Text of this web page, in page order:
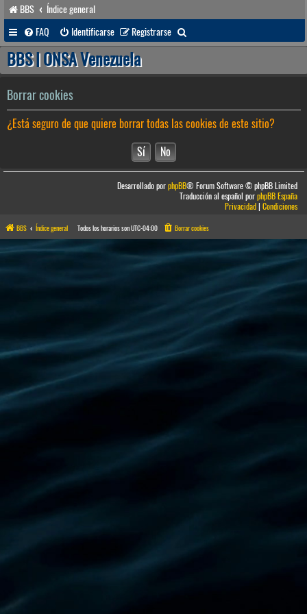
BBS
Índice general
FAQ
Identificarse Registrarse
u
a
r
BBS | ONSA Venezuela
Borrar cookies
¿Está seguro de que quiere borrar todas las cookies de este sitio?
Desarrollado porphpBB® Forum Software © phpBB Limited
Traducción al español porphpBB España
Privacidad|Condiciones
BBS Índice general Todos los horarios sonUTC-04:00 Borrar cookies